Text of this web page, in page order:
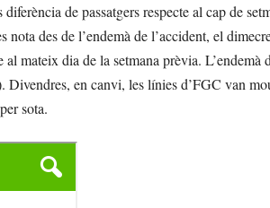
de passatgers respecte al cap de
nota des de l’endemà de l’accident, el
mateix dia de la setmana prèvia. L’endemà
en canvi, les línies d’FGC van
sota.